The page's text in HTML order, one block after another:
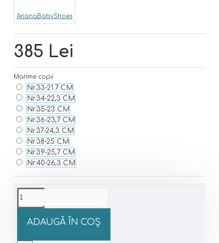
385 Lei
ArianaBabyShoes
Marime copii
Nr.33-21.7 CM
Nr.34-22,3 CM
Nr.35-23 CM
Nr.36-23,7 CM
Nr.37-24,3 CM
Nr.38-25 CM
Nr.39-25,7 CM
Nr.40-26,3 CM
ADAUGĂ ÎN COŞ